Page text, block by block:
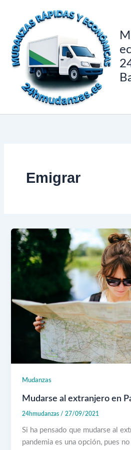
contenido
Emigrar
Mudanzas
Mudarse al extranjero en
24hmudanzas /27/09/2021
Si ha pensado que mudarse al
pandemia es una opción, pues